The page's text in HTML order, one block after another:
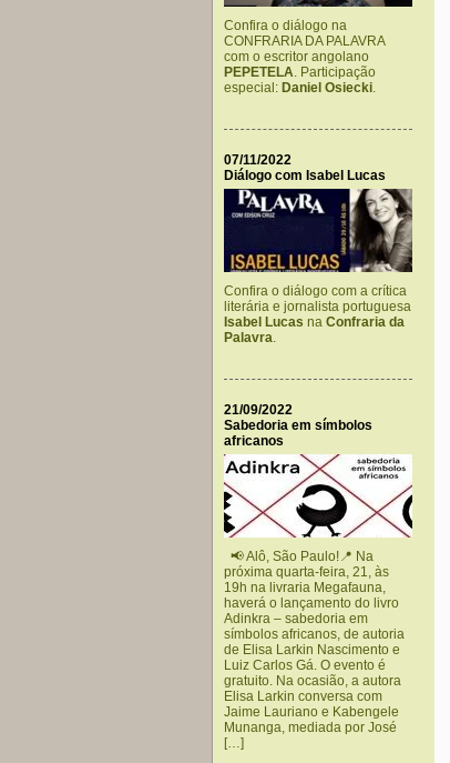
Confira o diálogo na
CONFRARIA DA PALAVRA
com o escritor angolano
PEPETELA. Participação
especial: Daniel Osiecki.
07/11/2022
Diálogo com Isabel Lucas
Confira o diálogo com a crítica
literária e jornalista portuguesa
Isabel Lucas na Confraria da
Palavra.
21/09/2022
Sabedoria em símbolos
africanos
📢 Alô, São Paulo!📍 Na
próxima quarta-feira, 21, às
19h na livraria Megafauna,
haverá o lançamento do livro
Adinkra – sabedoria em
símbolos africanos, de autoria
de Elisa Larkin Nascimento e
Luiz Carlos Gá. O evento é
gratuito. Na ocasião, a autora
Elisa Larkin conversa com
Jaime Lauriano e Kabengele
Munanga, mediada por José
[…]